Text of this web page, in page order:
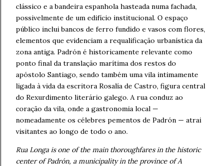
clássico e a bandeira espanhola hasteada numa fachada,
possivelmente de um edifício institucional. O espaço
público inclui bancos de ferro fundido e vasos com flores,
elementos que evidenciam a requalificação urbanística da
zona antiga. Padrón é historicamente relevante como
ponto final da translação marítima dos restos do
apóstolo Santiago, sendo também uma vila intimamente
ligada à vida da escritora Rosalía de Castro, figura central
do Rexurdimento literário galego. A rua conduz ao
coração da vila, onde a gastronomia local —
nomeadamente os célebres pementos de Padrón — atrai
visitantes ao longo de todo o ano.
Rua Longa is one of the main thoroughfares in the historic
center of Padrón, a municipality in the province of A